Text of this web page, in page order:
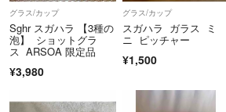
グラス/カップ
Sghr スガハラ 【3種の
泡】 ショットグラ
ス ARSOA 限定品
¥3,980
グラス/カップ
スガハラ ガラス ミ
ニ ピッチャー
¥1,500